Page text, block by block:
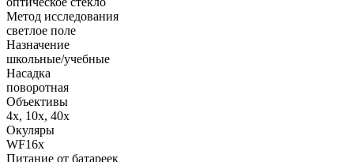
Метод исследования
светлое поле
Назначение
школьные/учебные
Насадка
поворотная
Объективы
4х, 10х, 40х
Окуляры
WF16х
Питание от батареек